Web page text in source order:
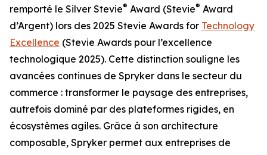
remporté le Silver Stevie® Award (Stevie® Award
d’Argent) lors des 2025 Stevie Awards for Technology
Excellence (Stevie Awards pour l’excellence
technologique 2025). Cette distinction souligne les
avancées continues de Spryker dans le secteur du
commerce : transformer le paysage des entreprises,
autrefois dominé par des plateformes rigides, en
écosystèmes agiles. Grâce à son architecture
composable, Spryker permet aux entreprises de